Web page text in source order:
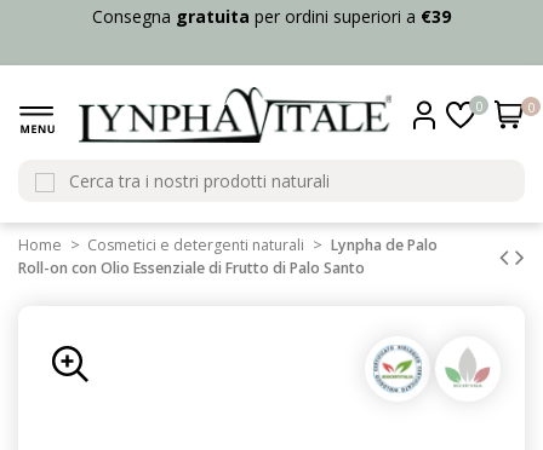
Consegna gratuita per ordini superiori a €39
0 0
Home Cosmetici e detergenti naturali
Lynpha de Palo
Roll-on con Olio Essenziale di Frutto di Palo Santo